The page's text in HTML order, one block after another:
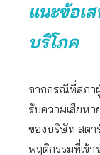
แนะข้อเ
บริโภค
จากกรณีที่สภาผู้
รับความเสียห
ของบริษัท สตา
พฤติกรรมที่เข้า